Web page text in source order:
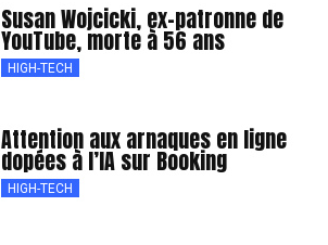
Susan Wojcicki, ex-patronne de
YouTube, morte à 56 ans
HIGH-TECH
Attention aux arnaques en ligne
dopées à l’IA sur Booking
HIGH-TECH